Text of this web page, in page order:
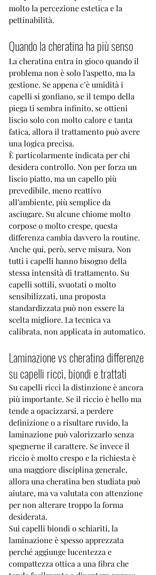
molto la percezione estetica e la
pettinabilità.
Quando la cheratina ha più senso
La cheratina entra in gioco quando il
problema non è solo l’aspetto, ma la
gestione. Se appena c’è umidità i
capelli si gonfiano, se il tempo della
piega ti sembra infinito, se ottieni
liscio solo con molto calore e tanta
fatica, allora il trattamento può avere
una logica precisa.
È particolarmente indicata per chi
desidera controllo. Non per forza un
liscio piatto, ma un capello più
prevedibile, meno reattivo
all’ambiente, più semplice da
asciugare. Su alcune chiome molto
corpose o molto crespe, questa
differenza cambia davvero la routine.
Anche qui, però, serve misura. Non
tutti i capelli hanno bisogno della
stessa intensità di trattamento. Su
capelli sottili, svuotati o molto
sensibilizzati, una proposta
standardizzata può non essere la
scelta migliore. La tecnica va
calibrata, non applicata in automatico.
Laminazione vs cheratina differenze
su capelli ricci, biondi e trattati
Su capelli ricci la distinzione è ancora
più importante. Se il riccio è bello ma
tende a opacizzarsi, a perdere
definizione o a risultare ruvido, la
laminazione può valorizzarlo senza
spegnerne il carattere. Se invece il
riccio è molto crespo e la richiesta è
una maggiore disciplina generale,
allora una cheratina ben studiata può
aiutare, ma va valutata con attenzione
per non alterare troppo la forma
desiderata.
Sui capelli biondi o schiariti, la
laminazione è spesso apprezzata
perché aggiunge lucentezza e
compattezza ottica a una fibra che